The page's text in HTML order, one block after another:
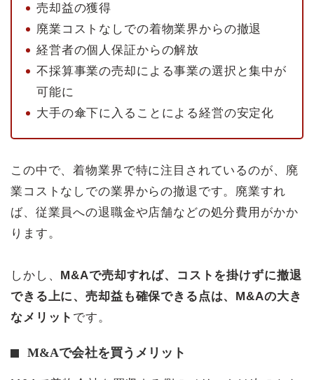
売却益の獲得
廃業コストなしでの着物業界からの撤退
経営者の個人保証からの解放
不採算事業の売却による事業の選択と集中が
可能に
大手の傘下に入ることによる経営の安定化
この中で、着物業界で特に注目されているのが、廃
業コストなしでの業界からの撤退です。廃業すれ
ば、従業員への退職金や店舗などの処分費用がかか
ります。
しかし、 M&Aで売却すれば、コストを掛けずに撤退
できる上に、売却益も確保できる点は、M&Aの大き
なメリット です。
M&Aで会社を買うメリット